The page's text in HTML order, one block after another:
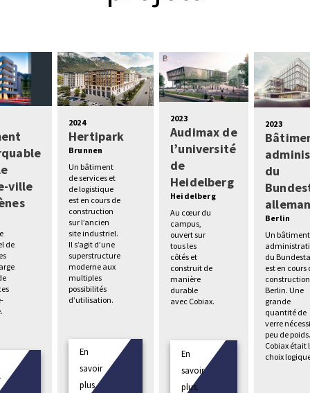
ville
de
2024
Hertipark
Brunnen
Un bâtiment
de services et
de logistique
est en cours de
construction
sur l’ancien
site industriel.
Il s’agit d’une
superstructure
moderne aux
multiples
possibilités
d’utilisation.
En
savoir
plus.
2023
Audimax de
l’université
de
Heidelberg
Heidelberg
Au cœur du
campus,
ouvert sur
tous les
côtés et
construit de
manière
durable
avec Cobiax.
En
savoir
plus.
2023
du
Berlin
Un bâtiment
du
est en cours
Berlin. Une
grande
quantité de
verre
peu de
Cobiax était
choix